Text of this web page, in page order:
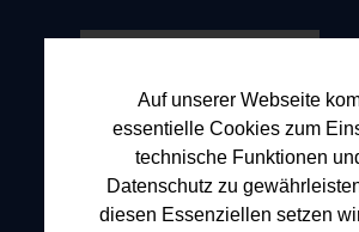
Auf unserer Webseite
essentielle Cookies zum
technische Funktionen
Datenschutz zu
diesen Essenziellen setzen